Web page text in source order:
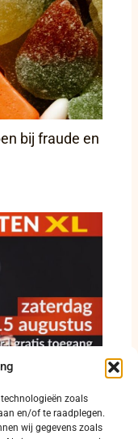
zoals
en/of te raadplegen.
wij gegevens zoals
bij fraude en
Grote Markt